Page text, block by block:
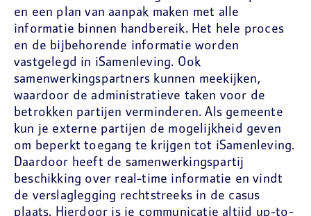
en een plan van aanpak maken met alle
informatie binnen handbereik. Het hele proces
en de bijbehorende informatie worden
vastgelegd in iSamenleving. Ook
samenwerkingspartners kunnen meekijken,
waardoor de administratieve taken voor de
betrokken partijen verminderen. Als gemeente
kun je externe partijen de mogelijkheid geven
om beperkt toegang te krijgen tot iSamenleving.
Daardoor heeft de samenwerkingspartij
beschikking over real-time informatie en vindt
de verslaglegging rechtstreeks in de casus
plaats. Hierdoor is je communicatie altijd up-to-